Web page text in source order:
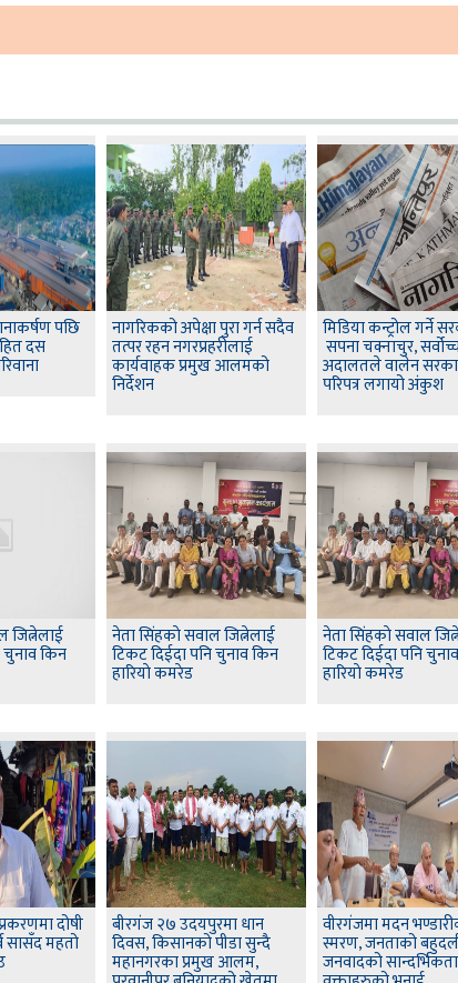
पछि
दस
नागरिकको अपेक्षा पुरा गर्न सदैव
तत्पर रहन नगरप्रहरीलाई
कार्यवाहक प्रमुख आलमको
निर्देशन
मिडिया कन्ट्रोल गर्ने
सपना चक्नाचुर,
अदालतले वालेन
परिपत्र लगायो अंकुश
जित्नेलाई
चुनाव किन
नेता सिंहकाे सवाल जित्नेलाई
टिकट दिईदा पनि चुनाव किन
हारियाे कमरेड
नेता सिंहकाे सवाल
टिकट दिईदा पनि
हारियाे कमरेड
दोषी
सासँद महतो
बीरगंज २७ उदयपुरमा धान
दिवस, किसानको पीडा सुन्दै
महानगरका प्रमुख आलम,
वीरगंजमा मदन
स्मरण, जनताको
जनवादको